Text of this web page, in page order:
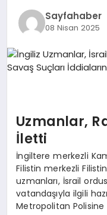
EKONOMI
SAĞLIK
YAŞAM
DIĞER
Sayfahaber
08 Nisan 2025
Uzmanlar,
İletti
İngiltere merkezli
Filistin merkezli
uzmanları, İsrail
vatandaşıyla ilgili
Metropolitan Polisine